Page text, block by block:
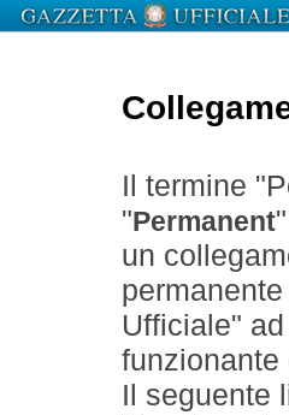
Il termine
" Permanent
un
Ufficiale"
funzionante
Il seguente